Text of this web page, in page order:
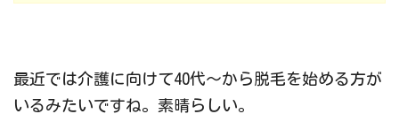
最近では介護に向けて40代～から脱毛を始める方が
いるみたいですね。素晴らしい。